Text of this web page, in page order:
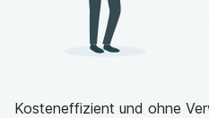
Kosteneffizient und ohne